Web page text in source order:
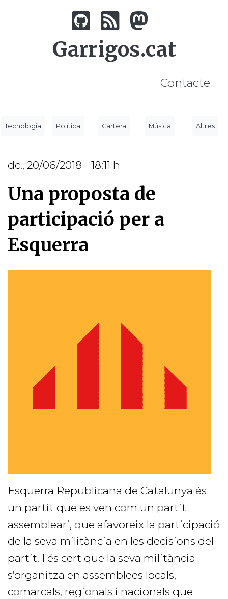
Garrigos.cat
Contacte
Tecnologia Política Cartera Música Altres
dc., 20/06/2018 - 18:11 h
Una proposta de
participació per a
Esquerra
Esquerra Republicana de Catalunya és
un partit que es ven com un partit
assembleari, que afavoreix la participació
de la seva militància en les decisions del
partit. I és cert que la seva militància
s’organitza en assemblees locals,
comarcals, regionals i nacionals que